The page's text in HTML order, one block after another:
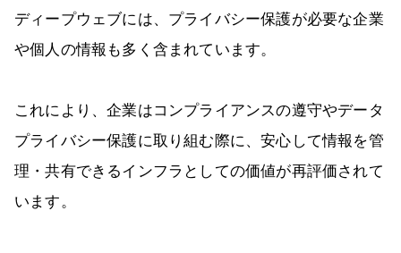
ディープウェブには、プライバシー保護が必要な企業
や個人の情報も多く含まれています。
これにより、企業はコンプライアンスの遵守やデータ
プライバシー保護に取り組む際に、安心して情報を管
理・共有できるインフラとしての価値が再評価されて
います。